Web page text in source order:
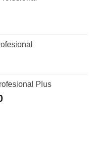
Plus